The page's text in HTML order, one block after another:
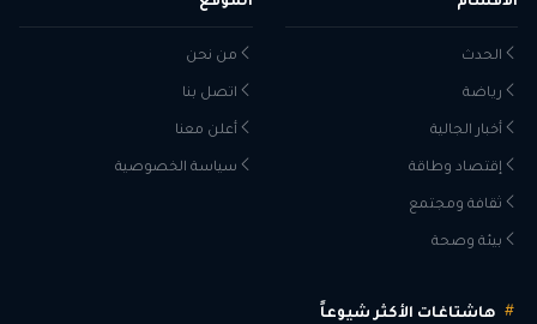
الحدث
رياضة
أخبار الجالية
إقتصاد وطاقة
ثقافة ومجتمع
بيئة وصحة
من نحن
اتصل بنا
أعلن معنا
سياسة الخصوصية
هاشتاغات الأكثر شيوعاً